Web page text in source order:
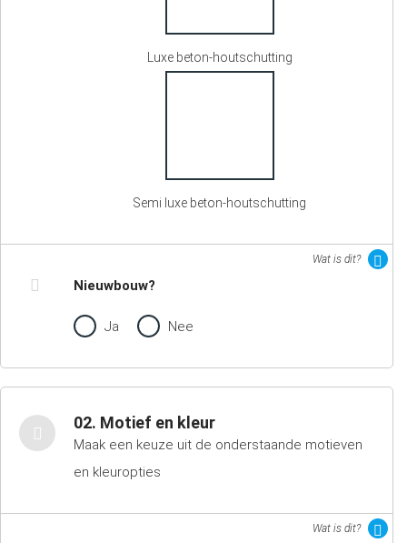
Luxe beton-houtschutting
Semi luxe beton-houtschutting
Wat is dit?
Nieuwbouw?
Ja Nee
02. Motief en kleur
Maak een keuze uit de onderstaande motieven
en kleuropties
Wat is dit?